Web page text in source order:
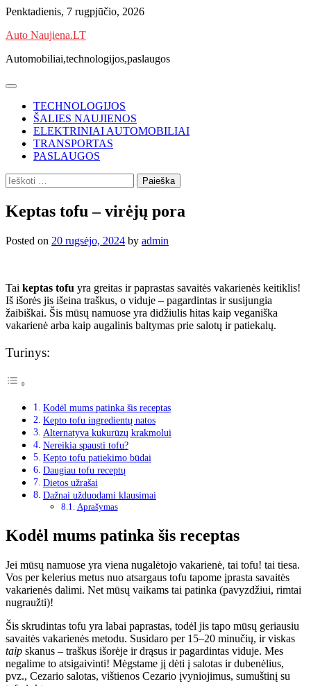
Skip
content
Penktadienis, 7 rugpjūčio, 2026
Auto Naujiena.LT
Automobiliai,technologijos,paslaugos
TECHNOLOGIJOS
ŠALIES NAUJIENOS
ELEKTRINIAI AUTOMOBILIAI
TRANSPORTAS
PASLAUGOS
Ieškoti:
Keptas tofu – virėjų pora
Posted on 20 rugsėjo, 2024 by admin
Tai keptas tofu yra greitas ir paprastas savaitės vakarienės keitiklis!
Iš išorės jis išeina traškus, o viduje – pagardintas ir susijungia
žaibiškai. Šis mūsų namuose yra didžiulis hitas kaip veganiška
vakarienė arba kaip augalinis baltymas prie salotų ir patiekalų.
Turinys:
Kodėl mums patinka šis receptas
Kepto tofu ingredientų natos
Alternatyva kukurūzų krakmolui
Nereikia spausti tofu?
Kepto tofu patiekimo būdai
Daugiau tofu receptų
Dietos užrašai
Dažnai užduodami klausimai
Aprašymas
Kodėl mums patinka šis receptas
Jei mūsų namuose yra viena nugalėtojo vakarienė, tai tofu! tai tiesa.
Vos per kelerius metus nuo atsargaus tofu tapome įprasta savaitės
vakarienės dalimi. Net mūsų vaikams tai patinka (pavyzdžiui, rimtai
nugraužti)!
Šis skrudintas tofu yra labai paprastas, todėl jis tapo mūsų geriausiu
savaitės vakarienės metodu. Susidaro per 15–20 minučių, ir viskas
taip skanus – traškus išorėje ir drąsus ir pagardintas viduje. Mes
negalime to atsigaivinti! Mėgstame jį dėti į salotas ir dubenėlius,
pvz., Cezario salotas, vištienos Cezario įvyniojimus, sumuštinį su